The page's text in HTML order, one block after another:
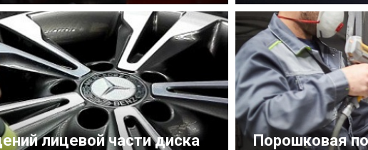
Записаться
лицевой части диска Порошковая